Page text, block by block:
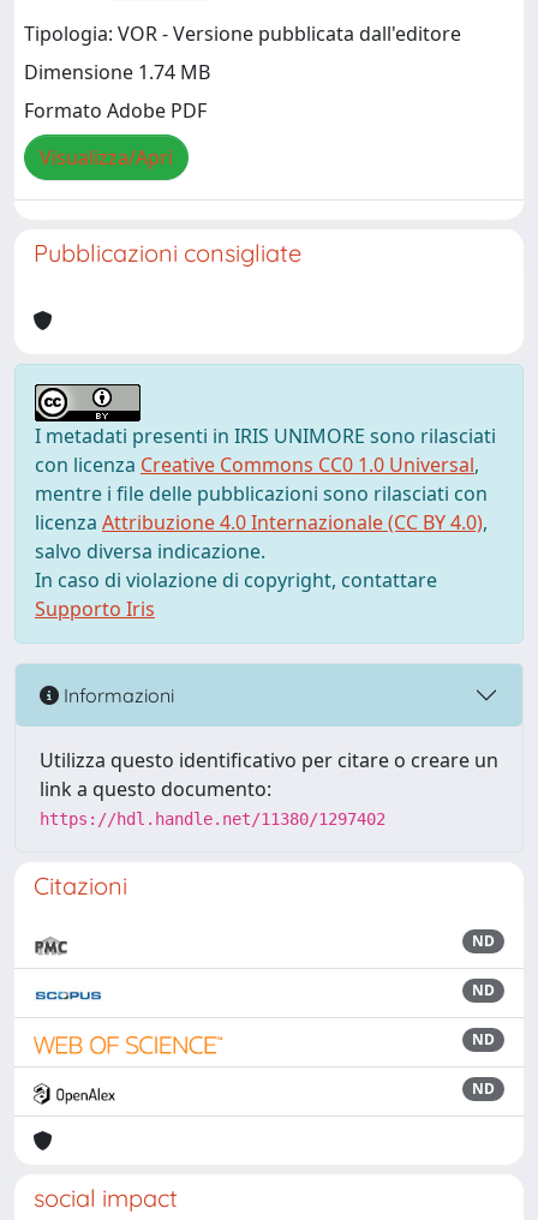
Tipologia: VOR - Versione pubblicata dall'editore
Dimensione 1.74 MB
Formato Adobe PDF
Visualizza/Apri
Pubblicazioni consigliate
I metadati presenti in IRIS UNIMORE sono rilasciati
con licenza Creative Commons CC0 1.0 Universal,
mentre i file delle pubblicazioni sono rilasciati con
licenza Attribuzione 4.0 Internazionale (CC BY 4.0),
salvo diversa indicazione.
In caso di violazione di copyright, contattare
Supporto Iris
Informazioni
Utilizza questo identificativo per citare o creare un
link a questo documento:
https://hdl.handle.net/11380/1297402
Citazioni
ND
ND
ND
ND
social impact